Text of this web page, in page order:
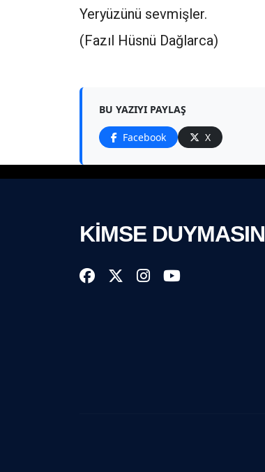
Yeryüzünü sevmişler.
(Fazıl Hüsnü Dağlarca)
BU YAZIYI PAYLAŞ
Facebook X
KİMSE DUYMASIN